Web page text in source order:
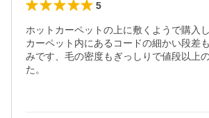
5
ホットカーペットの上に敷くようで購入し
カーペット内にあるコードの細かい段差
みです、毛の密度もぎっしりで値段以上
た。